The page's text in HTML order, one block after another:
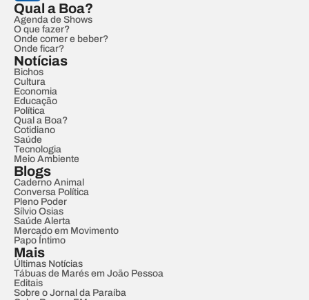
Qual a Boa?
Agenda de Shows
O que fazer?
Onde comer e beber?
Onde ficar?
Notícias
Bichos
Cultura
Economia
Educação
Política
Qual a Boa?
Cotidiano
Saúde
Tecnologia
Meio Ambiente
Blogs
Caderno Animal
Conversa Política
Pleno Poder
Sílvio Osias
Saúde Alerta
Mercado em Movimento
Papo Íntimo
Mais
Últimas Notícias
Tábuas de Marés em João Pessoa
Editais
Sobre o Jornal da Paraíba